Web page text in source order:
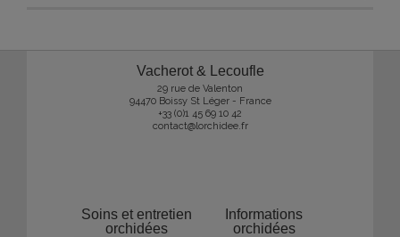
Vacherot & Lecoufle
29 rue de Valenton
94470 Boissy St Léger - France
+33 (0)1 45 69 10 42
contact@lorchidee.fr
Soins et entretien
orchidées
Informations
orchidées